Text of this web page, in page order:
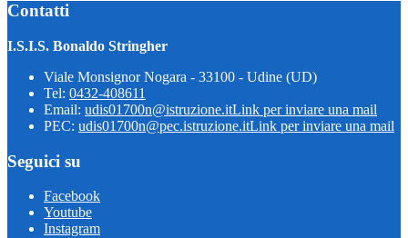
Contatti
I.S.I.S. Bonaldo Stringher
Viale Monsignor Nogara - 33100 - Udine (UD)
Tel: 0432-408611
Email: udis01700n@istruzione.itLink per inviare una mail
PEC: udis01700n@pec.istruzione.itLink per inviare una mail
Seguici su
Facebook
Youtube
Instagram